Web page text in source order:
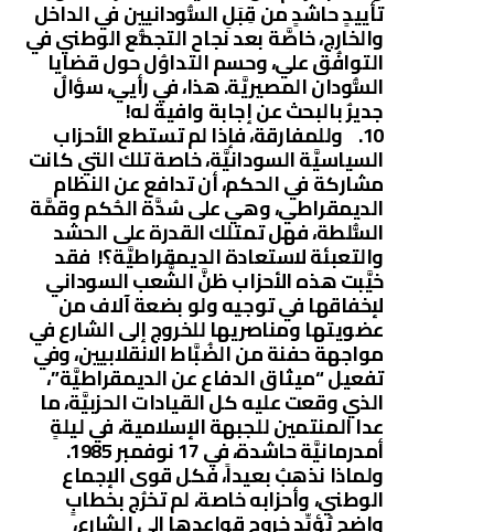
تأييدٍ حاشدٍ من قِبَلِ السُّودانيين في الداخل
والخارج، خاصَّة بعد نجاح التجمُّع الوطني في
التوافُق علي، وحسم التداوُل حول قضايا
السُّودان المصيريَّة. هذا، في رأيي، سؤالٌ
جديرٌ بالبحث عن إجابة وافية له!
10. وللمفارقة، فإذا لم تستطع الأحزاب
السياسيَّة السودانيَّة، خاصة تلك التي كانت
مشاركة في الحكم، أن تدافع عن النظام
الديمقراطي، وهي على سُدَّة الحُكم وقمَّة
السُّلطة، فهل تمتلك القدرة على الحشد
والتعبئة لاستعادة الديمقراطيَّة؟! فقد
خيَّبت هذه الأحزاب ظنَّ الشَّعب السوداني
لإخفاقها في توجيه ولو بضعة آلاف من
عضويتها ومناصريها للخروج إلى الشارع في
مواجهة حفنة من الضُبَّاط الانقلابيين، وفي
تفعيل “ميثاق الدفاع عن الديمقراطيَّة”،
الذي وقعت عليه كل القيادات الحزبيَّة، ما
عدا المنتمين للجبهة الإسلامية، في ليلةٍ
أمدرمانيَّة حاشدة، في 17 نوفمبر 1985.
ولماذا نذهبُ بعيداً، فكل قوى الإجماع
الوطني، وأحزابه خاصة، لم تخرُج بخطابٍ
واضح يُؤيِّد خروج قواعدها إلى الشارع،